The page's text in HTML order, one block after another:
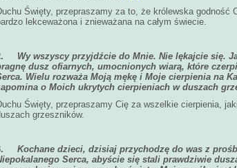
Święty, przepraszamy za to, że królewska godność
lekceważona i znieważana na całym świecie.
Wy wszyscy przyjdźcie do Mnie. Nie lękajcie się.
dusz ofiarnych, umocnionych wiarą, które
Wielu rozważa Moją mękę i Moje cierpienia na
o Moich ukrytych cierpieniach w duszach
Święty, przepraszamy Cię za wszelkie cierpienia,
grzeszników.
Kochane dzieci, dzisiaj przychodzę do was z
Serca, abyście się stali prawdziwie